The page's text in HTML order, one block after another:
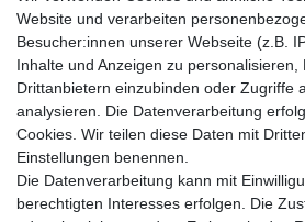
Optrel
Pressol
Telwin
Mehr über uns
Zahlungsarten
Versand
Kontakt
Unsere Kaufabwicklung ist
Website und verarbeiten
Besucher:innen unserer Webseite (z.B.
Inhalte und Anzeigen zu personalisieren,
Drittanbietern einzubinden oder Zugriffe
analysieren. Die Datenverarbeitung
Cookies. Wir teilen diese Daten mit
Einstellungen benennen.
Die Datenverarbeitung kann mit
berechtigten Interesses erfolgen. Die